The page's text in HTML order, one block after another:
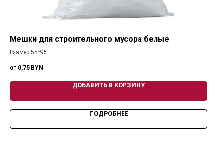
Мешки для строительного мусора белые
Размер 55*95
0,75 BYN
ДОБАВИТЬ В КОРЗИНУ
ПОДРОБНЕЕ